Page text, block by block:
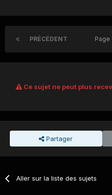
PRÉCÉDENT Page
Ce sujet ne peut plus
Partager
Aller sur la liste des sujets